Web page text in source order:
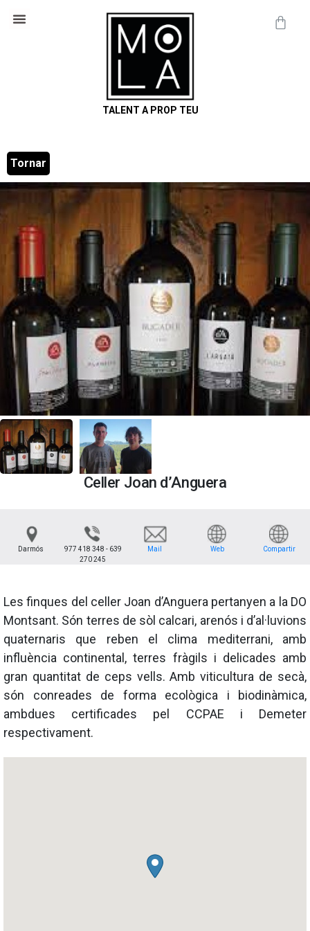
TALENT A PROP TEU
Tornar
Celler Joan d’Anguera
Darmós
977 418 348 - 639
270 245
Mail Web Compartir
Les finques del celler Joan d’Anguera pertanyen a la DO
Montsant. Són terres de sòl calcari, arenós i d’al·luvions
quaternaris que reben el clima mediterrani, amb
influència continental, terres fràgils i delicades amb
gran quantitat de ceps vells.Amb viticultura de secà,
són conreades de forma ecològica i biodinàmica,
ambdues certificades pel CCPAE i Demeter
respectivament.